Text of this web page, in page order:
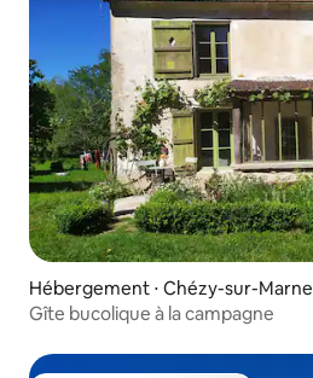
Hébergement ⋅ Chézy-sur-Marne
Gîte bucolique à la campagne